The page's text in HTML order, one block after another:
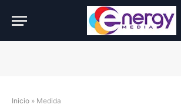
Inicio » Medida